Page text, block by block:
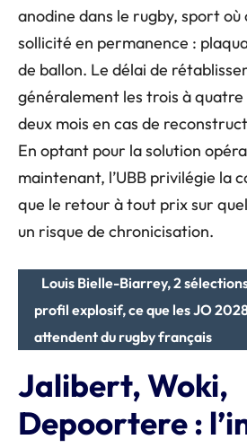
anodine dans le rugby, sport
sollicité en permanence :
de ballon. Le délai de
généralement les trois à quatre
deux mois en cas de
En optant pour la solution
maintenant, l’UBB privilégie la
que le retour à tout prix sur
un risque de chronicisation.
Louis Bielle-Biarrey, 2
profil explosif, ce que les JO
attendent du rugby français
Jalibert, Woki,
Depoortere :